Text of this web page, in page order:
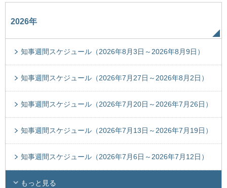
2026年
知事週間スケジュール（2026年8月3日～2026年8月9日）
知事週間スケジュール（2026年7月27日～2026年8月2日）
知事週間スケジュール（2026年7月20日～2026年7月26日）
知事週間スケジュール（2026年7月13日～2026年7月19日）
知事週間スケジュール（2026年7月6日～2026年7月12日）
もっと見る